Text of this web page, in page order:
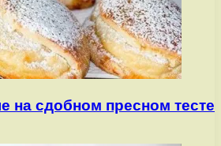
на сдобном пресном тесте